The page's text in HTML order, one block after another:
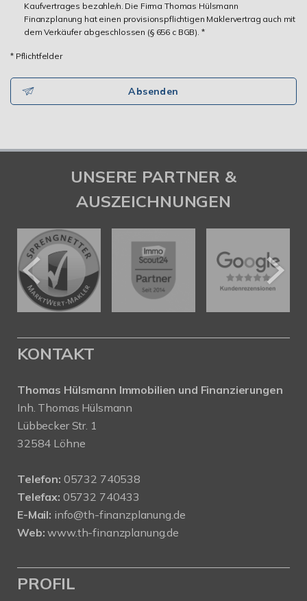
Kaufvertrages bezahle/n. Die Firma Thomas Hülsmann
Finanzplanung hat einen provisionspflichtigen Maklervertrag auch mit
dem Verkäufer abgeschlossen (§ 656 c BGB). *
* Pflichtfelder
Absenden
UNSERE PARTNER &
AUSZEICHNUNGEN
KONTAKT
Thomas Hülsmann Immobilien und Finanzierungen
Inh. Thomas Hülsmann
Lübbecker Str. 1
32584 Löhne
Telefon: 05732 740538
Telefax: 05732 740433
E-Mail: info@th-finanzplanung.de
Web: www.th-finanzplanung.de
PROFIL